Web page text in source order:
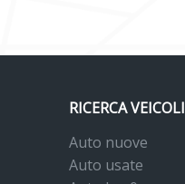
RICERCA VEICOLI
Auto nuove
Auto usate